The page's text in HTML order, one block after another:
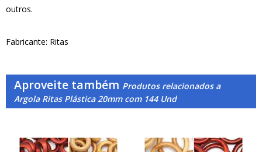
outros.
Fabricante: Ritas
Aproveite também Produtos relacionados a
Argola Ritas Plástica 20mm com 144 Und